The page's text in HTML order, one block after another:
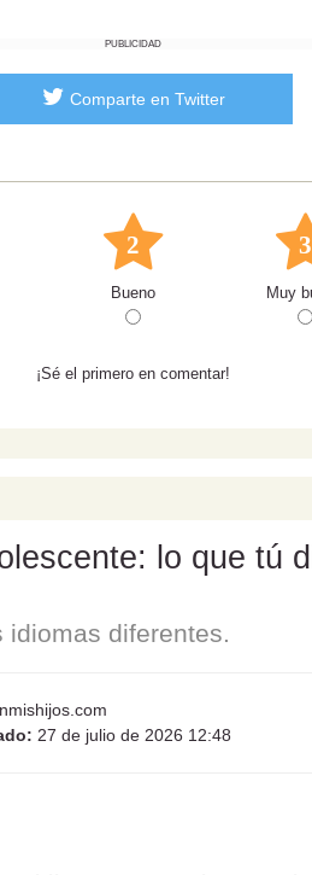
PUBLICIDAD
Comparte en Twitter
2
Bueno
3
Muy
¡Sé el primero en comentar!
lo que tú
diferentes.
27 de julio de 2026 12:48